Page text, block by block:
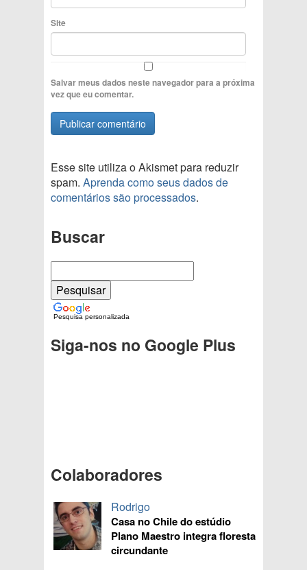
Site
Salvar meus dados neste navegador para a próxima
vez que eu comentar.
Esse site utiliza o Akismet para reduzir
spam. Aprenda como seus dados de
comentários são processados.
Buscar
Pesquisa personalizada
Siga-nos no Google Plus
Colaboradores
Rodrigo
Casa no Chile do estúdio
Plano Maestro integra floresta
circundante